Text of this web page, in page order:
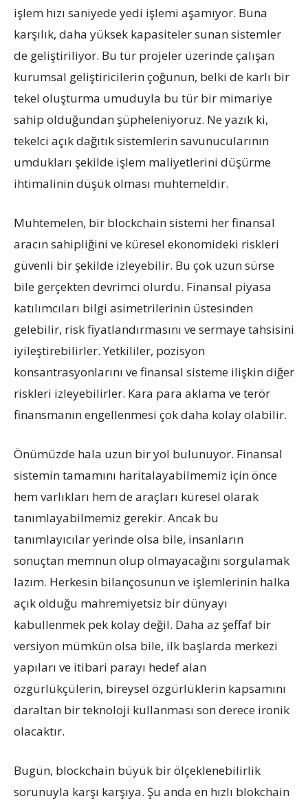
işlem hızı saniyede yedi işlemi aşamıyor. Buna
karşılık, daha yüksek kapasiteler sunan sistemler
de geliştiriliyor. Bu tür projeler üzerinde çalışan
kurumsal geliştiricilerin çoğunun, belki de karlı bir
tekel oluşturma umuduyla bu tür bir mimariye
sahip olduğundan şüpheleniyoruz. Ne yazık ki,
tekelci açık dağıtık sistemlerin savunucularının
umdukları şekilde işlem maliyetlerini düşürme
ihtimalinin düşük olması muhtemeldir.
Muhtemelen, bir blockchain sistemi her finansal
aracın sahipliğini ve küresel ekonomideki riskleri
güvenli bir şekilde izleyebilir. Bu çok uzun sürse
bile gerçekten devrimci olurdu. Finansal piyasa
katılımcıları bilgi asimetrilerinin üstesinden
gelebilir, risk fiyatlandırmasını ve sermaye tahsisini
iyileştirebilirler. Yetkililer, pozisyon
konsantrasyonlarını ve finansal sisteme ilişkin diğer
riskleri izleyebilirler. Kara para aklama ve terör
finansmanın engellenmesi çok daha kolay olabilir.
Önümüzde hala uzun bir yol bulunuyor. Finansal
sistemin tamamını haritalayabilmemiz için önce
hem varlıkları hem de araçları küresel olarak
tanımlayabilmemiz gerekir. Ancak bu
tanımlayıcılar yerinde olsa bile, insanların
sonuçtan memnun olup olmayacağını sorgulamak
lazım. Herkesin bilançosunun ve işlemlerinin halka
açık olduğu mahremiyetsiz bir dünyayı
kabullenmek pek kolay değil. Daha az şeffaf bir
versiyon mümkün olsa bile, ilk başlarda merkezi
yapıları ve itibari parayı hedef alan
özgürlükçülerin, bireysel özgürlüklerin kapsamını
daraltan bir teknoloji kullanması son derece ironik
olacaktır.
Bugün, blockchain büyük bir ölçeklenebilirlik
sorunuyla karşı karşıya. Şu anda en hızlı blokchain